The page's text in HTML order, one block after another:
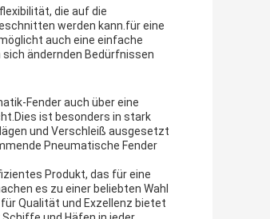
die auf die
werden kann.für eine
auch eine einfache
ändernden Bedürfnissen
Fender auch über eine
ist besonders in stark
und Verschleiß ausgesetzt
Pneumatische Fender
Produkt, das für eine
es zu einer beliebten Wahl
Qualität und Exzellenz bietet